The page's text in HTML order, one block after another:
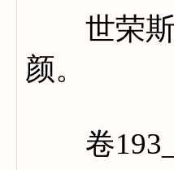
世荣斯
颜。
卷